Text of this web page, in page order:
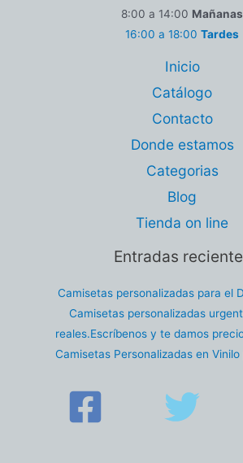
8:00 a 14:00 Mañanas
16:00 a 18:00 Tardes
Inicio
Catálogo
Contacto
Donde estamos
Categorias
Blog
Tienda on line
Entradas
Camisetas personalizadas para el
Camisetas personalizadas
reales.Escríbenos y te damos
Camisetas Personalizadas en